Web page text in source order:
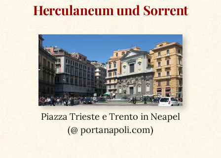
Herculaneum und Sorrent
Piazza Trieste e Trento in Neapel
(@ portanapoli.com)